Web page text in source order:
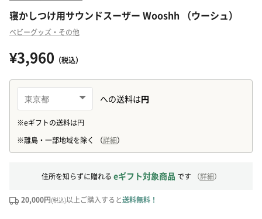
寝かしつけ用サウンドスーザー Wooshh （ウーシュ）
ベビーグッズ・その他
¥3,960 （税込）
住所を知らずに贈れる eギフト対象商品 です （詳細）
20,000円(税込)以上ご購入すると送料無料！